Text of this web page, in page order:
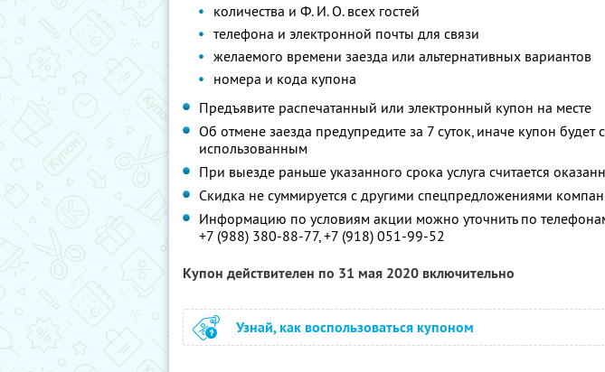
количества и Ф. И. О.всех гостей
телефона и электронной почты для связи
желаемого времени заезда или альтернативных вариантов
номера и кода купона
Предъявите распечатанный или электронный купон на месте
Об отмене заезда предупредите за 7 суток, иначе купон будет
использованным
При выезде раньше указанного срока услуга считается
Скидка не суммируется с другими спецпредложениями
Информацию по условиям акции можно уточнить по
+7 (988) 380-88-77,+7 (918) 051-99-52
Купон действителен по 31 мая 2020 включительно
Узнай, как воспользоваться купоном